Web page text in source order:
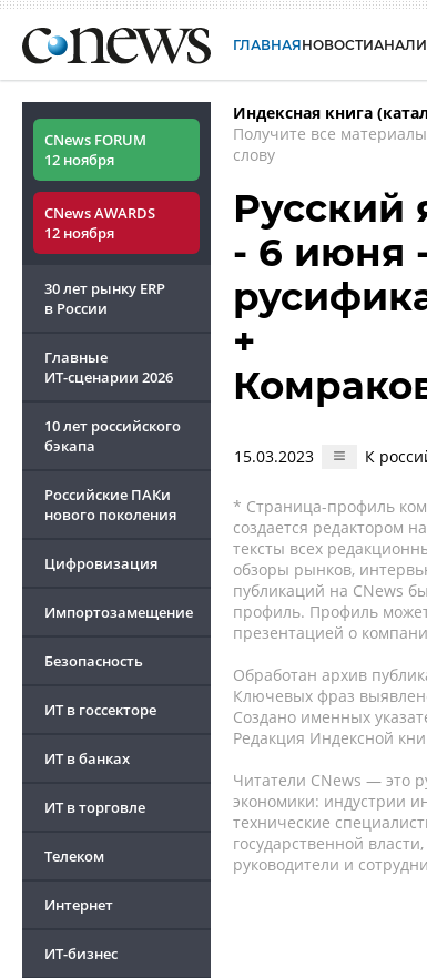
ГЛАВНАЯНОВОСТИ
CNews FORUM
12 ноября
CNews AWARDS
12 ноября
30 лет рынку ERP
в России
Главные
ИТ-сценарии 2026
10 лет российского
бэкапа
Российские ПАКи
нового поколения
Цифровизация
Импортозамещение
Безопасность
ИТ в госсекторе
ИТ в банках
ИТ в торговле
Телеком
Интернет
ИТ-бизнес
Индексная книга
Получите все
слову
Русский
- 6 июня
+
15.03.2023 К
* Страница-профиль
создается редактором
тексты всех
обзоры рынков,
публикаций на CNews
профиль. Профиль
презентацией о
Обработан архив
Ключевых фраз
Создано именных
Редакция Индексной
Читатели CNews — это
экономики: индустрии
технические
государственной
руководители и